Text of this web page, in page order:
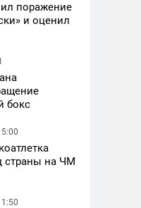
поражение
и оценил
бокс
страны на ЧМ